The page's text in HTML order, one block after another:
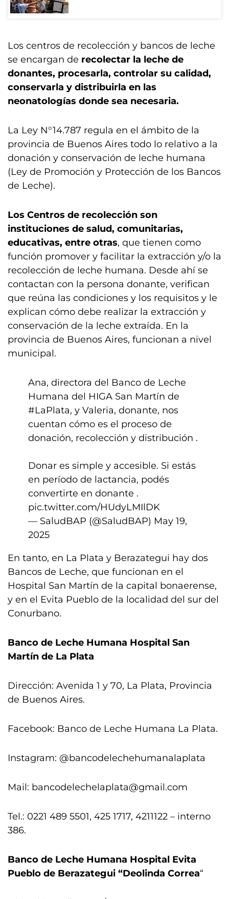
Los centros de recolección y bancos de leche
se encargan de recolectar la leche de
donantes, procesarla, controlar su calidad,
conservarla y distribuirla en las
neonatologías donde sea necesaria.
La Ley N°14.787 regula en el ámbito de la
provincia de Buenos Aires todo lo relativo a la
donación y conservación de leche humana
(Ley de Promoción y Protección de los Bancos
de Leche).
Los Centros de recolección son
instituciones de salud, comunitarias,
educativas, entre otras, que tienen como
función promover y facilitar la extracción y/o la
recolección de leche humana. Desde ahí se
contactan con la persona donante, verifican
que reúna las condiciones y los requisitos y le
explican cómo debe realizar la extracción y
conservación de la leche extraída. En la
provincia de Buenos Aires, funcionan a nivel
municipal.
Ana, directora del Banco de Leche
Humana del HIGA San Martín de
#LaPlata, y Valeria, donante, nos
cuentan cómo es el proceso de
donación, recolección y distribución ‍.
Donar es simple y accesible. Si estás
en período de lactancia, podés
convertirte en donante .
pic.twitter.com/HUdyLMIlDK
— SaludBAP (@SaludBAP) May 19,
2025
En tanto, en La Plata y Berazategui hay dos
Bancos de Leche, que funcionan en el
Hospital San Martín de la capital bonaerense,
y en el Evita Pueblo de la localidad del sur del
Conurbano.
Banco de Leche Humana Hospital San
Martín de La Plata
Dirección: Avenida 1 y 70, La Plata, Provincia
de Buenos Aires.
Facebook: Banco de Leche Humana La Plata.
Instagram: @bancodelechehumanalaplata
Mail: bancodelechelaplata@gmail.com
Tel.: 0221 489 5501, 425 1717, 4211122 – interno
386.
Banco de Leche Humana Hospital Evita
Pueblo de Berazategui “Deolinda Correa“